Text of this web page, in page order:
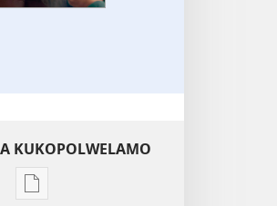
KUKOPOLWELAMO
Inshila